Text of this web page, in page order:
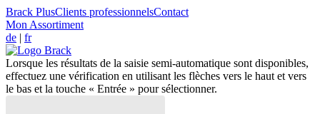
Brack PlusClients professionnelsContact
Mon Assortiment
de | fr
Lorsque les résultats de la saisie semi-automatique sont disponibles,
effectuez une vérification en utilisant les flèches vers le haut et vers
le bas et la touche « Entrée » pour sélectionner.